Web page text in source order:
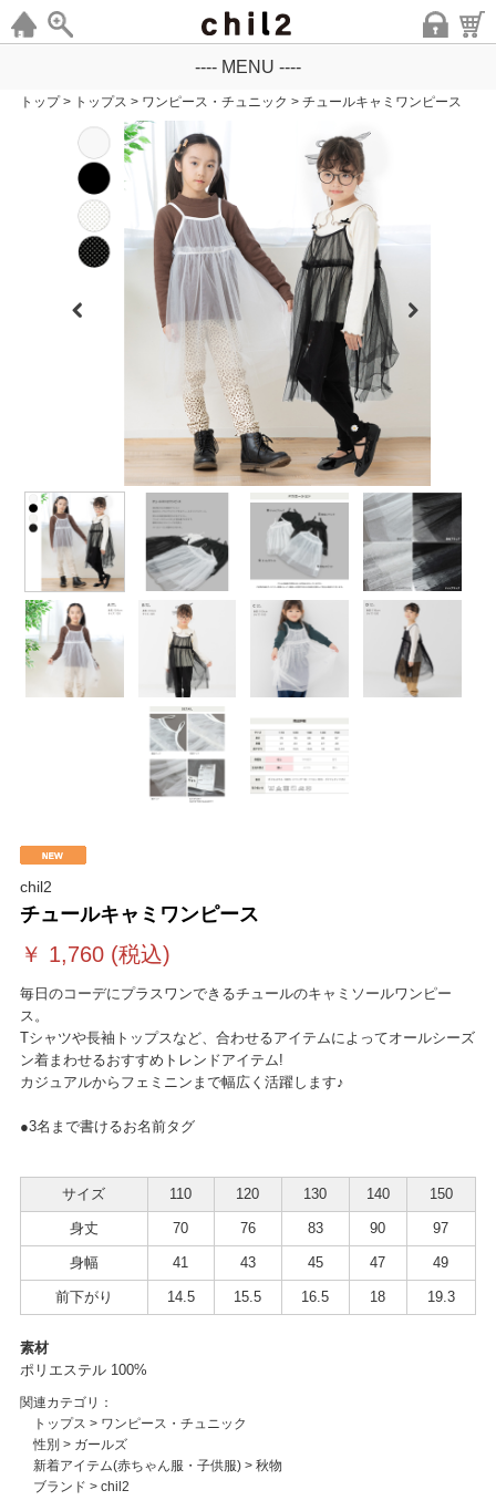
---- MENU ----
トップ > トップス > ワンピース・チュニック > チュールキャミワンピース
chil2
チュールキャミワンピース
￥ 1,760(税込)
毎日のコーデにプラスワンできるチュールのキャミソールワンピー
ス。
Tシャツや長袖トップスなど、合わせるアイテムによってオールシーズ
ン着まわせるおすすめトレンドアイテム!
カジュアルからフェミニンまで幅広く活躍します♪
●3名まで書けるお名前タグ
サイズ 110 120 130 140 150
身丈 70 76 83 90 97
身幅 41 43 45 47 49
前下がり 14.5 15.5 16.5 18 19.3
素材
ポリエステル 100%
関連カテゴリ：
トップス > ワンピース・チュニック
性別 > ガールズ
新着アイテム(赤ちゃん服・子供服)> 秋物
ブランド > chil2